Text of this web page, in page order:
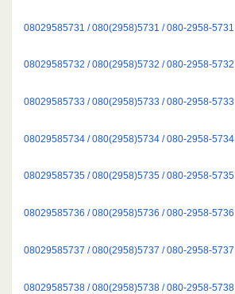
08029585731 / 080(2958)5731 / 080-2958-5731
08029585732 / 080(2958)5732 / 080-2958-5732
08029585733 / 080(2958)5733 / 080-2958-5733
08029585734 / 080(2958)5734 / 080-2958-5734
08029585735 / 080(2958)5735 / 080-2958-5735
08029585736 / 080(2958)5736 / 080-2958-5736
08029585737 / 080(2958)5737 / 080-2958-5737
08029585738 / 080(2958)5738 / 080-2958-5738